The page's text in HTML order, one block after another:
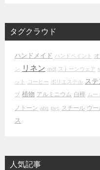
タグクラウド
ハンドメイド ハンドペイント
ン リネン mdf ストーンウェア
ット コーヒー ポリエステル ス
プ 植物 アルミニウム 白樺 ムー
ノトーン abs pvc スチール ウー
ス
人気記事